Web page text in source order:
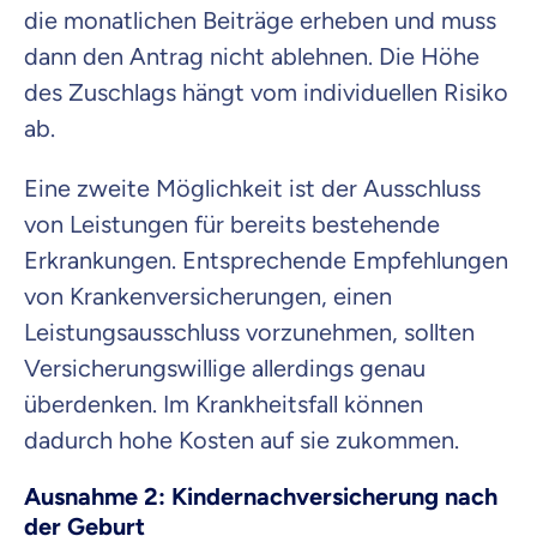
die monatlichen Beiträge erheben und muss
dann den Antrag nicht ablehnen. Die Höhe
des Zuschlags hängt vom individuellen Risiko
ab.
Eine zweite Möglichkeit ist der Ausschluss
von Leistungen für bereits bestehende
Erkrankungen. Entsprechende Empfehlungen
von Krankenversicherungen, einen
Leistungsausschluss vorzunehmen, sollten
Versicherungswillige allerdings genau
überdenken. Im Krankheitsfall können
dadurch hohe Kosten auf sie zukommen.
Ausnahme 2: Kindernachversicherung nach
der Geburt